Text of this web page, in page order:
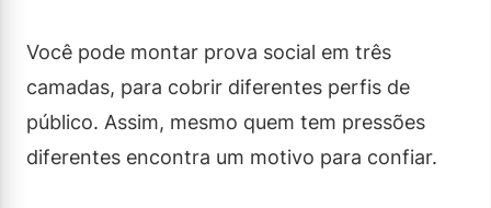
Você pode montar prova social em três
camadas, para cobrir diferentes perfis de
público. Assim, mesmo quem tem pressões
diferentes encontra um motivo para confiar.